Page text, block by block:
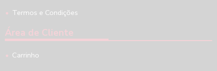
Termos e Condições
Área de Cliente
Carrinho